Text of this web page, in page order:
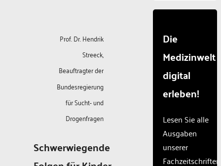
Prof. Dr. Hendrik
Streeck,
Beauftragter der
Bundesregierung
für Sucht- und
Drogenfragen
Schwerwiegende
Die
Medizinwelt
digital
erleben!
Lesen Sie alle
Ausgaben
unserer
Fachzeitschriften